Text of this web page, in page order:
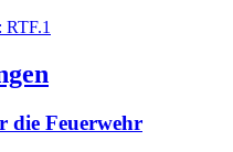
die Feuerwehr